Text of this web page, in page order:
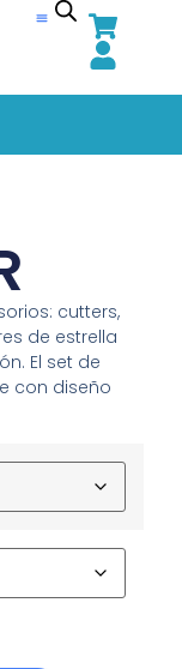
cutters,
de estrella
El set de
con diseño